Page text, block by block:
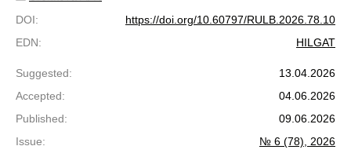
DOI:
https://doi.org/10.60797/RULB.2026.78.10
EDN: HILGAT
Suggested:
13.04.2026
Accepted:
04.06.2026
Published:
09.06.2026
Issue:
№ 6 (78), 2026